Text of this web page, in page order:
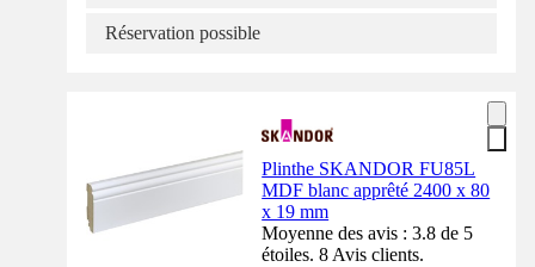
Réservation possible
Plinthe SKANDOR FU85L
MDF blanc apprêté 2400 x 80
x 19 mm
Moyenne des avis : 3.8 de 5
étoiles. 8 Avis clients.